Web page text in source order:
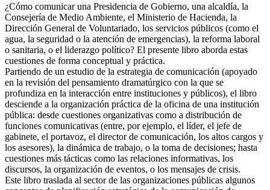
¿Cómo comunicar una Presidencia de Gobierno, una alcaldía, la
Consejería de Medio Ambiente, el Ministerio de Hacienda, la
Dirección General de Voluntariado, los servicios públicos (como el
agua, la seguridad o la atención de emergencias), la reforma laboral
o sanitaria, o el liderazgo político? El presente libro aborda estas
cuestiones de forma conceptual y práctica.
Partiendo de un estudio de la estrategia de comunicación (apoyado
en la revisión del pensamiento dramatúrgico con la que se
profundiza en la interacción entre instituciones y públicos), el libro
desciende a la organización práctica de la oficina de una institución
pública: desde cuestiones organizativas como a distribución de
funciones comunicativas (entre, por ejemplo, el líder, el jefe de
gabinete, el portavoz, el director de comunicación, los altos cargos y
los asesores), la dinámica de trabajo, o la toma de decisiones; hasta
cuestiones más tácticas como las relaciones informativas, los
discursos, la organización de eventos, o los mensajes de crisis.
Este libro traslada al sector de las organizaciones públicas algunos